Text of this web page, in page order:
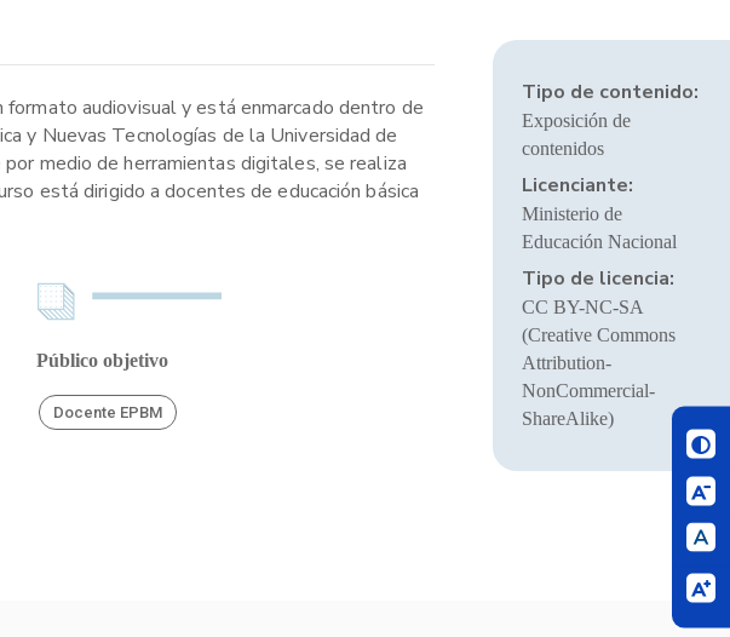
formato audiovisual y está enmarcado dentro de
y Nuevas Tecnologías de la Universidad de
medio de herramientas digitales, se realiza
está dirigido a docentes de educación básica
Público objetivo
Docente EPBM
Tipo de contenido:
Exposición de
contenidos
Licenciante:
Ministerio de
Educación Nacional
Tipo de licencia:
CC BY-NC-SA
(Creative Commons
Attribution-
NonCommercial-
ShareAlike)